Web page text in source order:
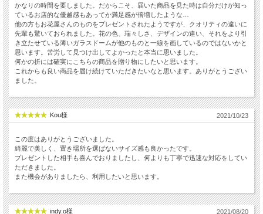
かなりの時間を要しました。だからこそ、届いた商品を見た時は自分だけが知っ
ているお店的な優越感もあってか満足感が倍増したような…
他の方もお花屋さんのものをプレゼントされたようですが、クオリティの違いに
先輩も驚いておられました。花の色、瑞々しさ、デザインの違い、それをより引
き立たせている薄いガラスドームが他のものと一線を画しているのではないかと
思います。苦労して見つけ出してよかったと本当に思いました。
何かの折には確実にこちらの商品を贈り物にしたいと思います。
これからも良い商品を届け続けていただきたいなと思います。ありがとうござい
ました。
Kou様 2021/10/23
この度はありがとうございました。
綺麗で美しく、置き場所を選ばないサイズ感も良かったです。
プレゼントした相手も喜んでおりましたし、何よりも丁寧で迅速な対応をしてい
ただきました。
また機会がありましたら、利用したいと思います。
indy.o様 2021/08/20